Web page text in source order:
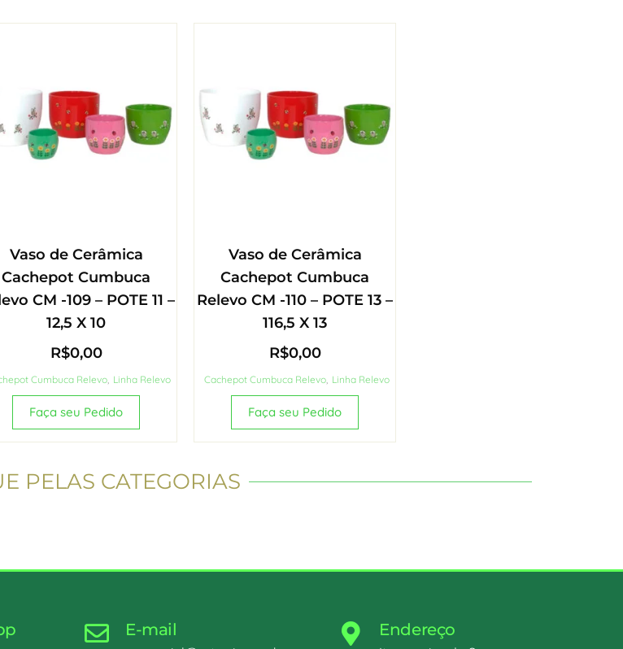
Vaso de Cerâmica
Cachepot Cumbuca
CM -109 – POTE 11 –
12,5 X 10
R$0,00
Cumbuca Relevo, Linha Relevo
Faça seu Pedido
Vaso de Cerâmica
Cachepot Cumbuca
Relevo CM -110 – POTE 13 –
116,5 X 13
R$0,00
Cachepot Cumbuca Relevo, Linha Relevo
Faça seu Pedido
PELAS CATEGORIAS
E-mail Endereço